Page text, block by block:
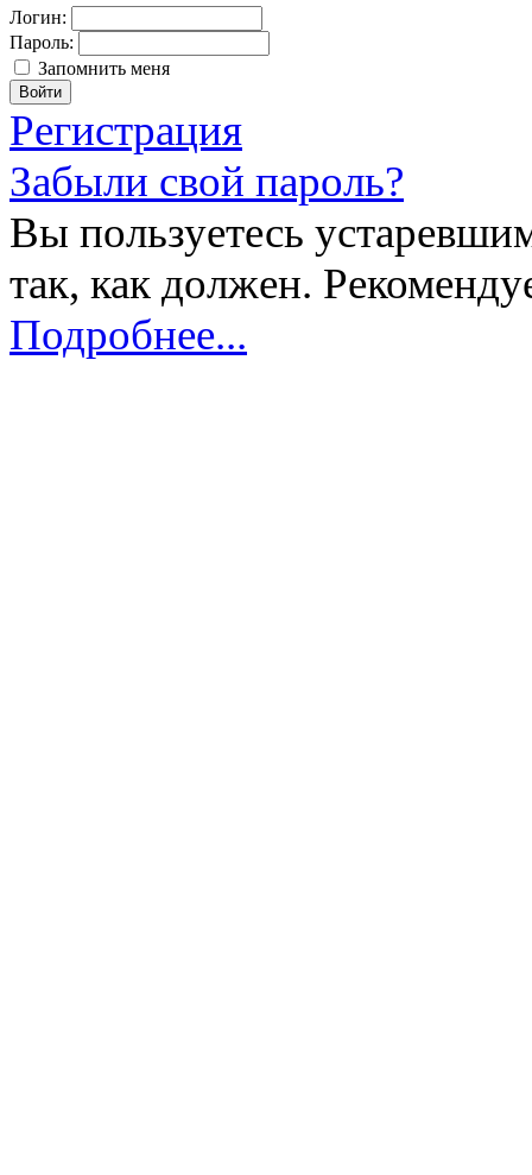
Логин:
Пароль:
Запомнить меня
Регистрация
Забыли свой пароль?
Вы пользуетесь
так, как должен.
Подробнее...